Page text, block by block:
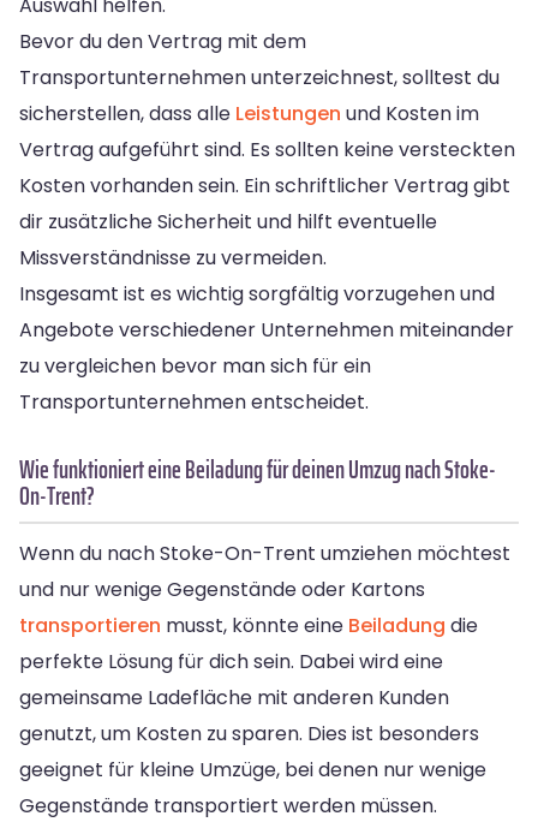
Auswahl helfen.
Bevor du den Vertrag mit dem
Transportunternehmen unterzeichnest, solltest du
sicherstellen, dass alle Leistungen und Kosten im
Vertrag aufgeführt sind. Es sollten keine versteckten
Kosten vorhanden sein. Ein schriftlicher Vertrag gibt
dir zusätzliche Sicherheit und hilft eventuelle
Missverständnisse zu vermeiden.
Insgesamt ist es wichtig sorgfältig vorzugehen und
Angebote verschiedener Unternehmen miteinander
zu vergleichen bevor man sich für ein
Transportunternehmen entscheidet.
Wie funktioniert eine Beiladung für deinen Umzug nach Stoke-
On-Trent?
Wenn du nach Stoke-On-Trent umziehen möchtest
und nur wenige Gegenstände oder Kartons
transportieren musst, könnte eine Beiladung die
perfekte Lösung für dich sein. Dabei wird eine
gemeinsame Ladefläche mit anderen Kunden
genutzt, um Kosten zu sparen. Dies ist besonders
geeignet für kleine Umzüge, bei denen nur wenige
Gegenstände transportiert werden müssen.